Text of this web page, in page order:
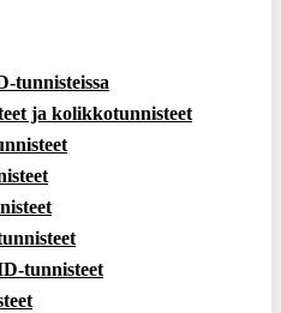
tunnisteissa
ja kolikkotunnisteet
tunnisteet